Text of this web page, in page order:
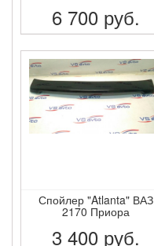
6 700 руб.
ПОДРОБНЕЕ
Спойлер "Atlanta" ВАЗ
2170 Приора
3 400 руб.